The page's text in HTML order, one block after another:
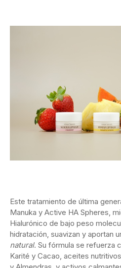
Este tratamiento de última
Manuka y Active HA Spheres,
Hialurónico de bajo peso
hidratación, suavizan y aportan
natural. Su fórmula se refuerza
Karité y Cacao, aceites